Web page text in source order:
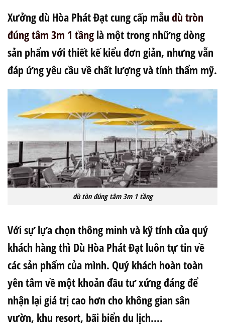
Xưởng dù Hòa Phát Đạtcung cấp mẫudù tròn
đúng tâm 3m 1 tầnglà một trong những dòng
sản phẩm với thiết kế kiểu đơn giản, nhưng vẫn
đáp ứng yêu cầu về chất lượng và tính thẩm mỹ.
dù tòn đúng tâm 3m 1 tầng
Với sự lựa chọn thông minh và kỹ tính của quý
khách hàng thì Dù Hòa Phát Đạt luôn tự tin về
các sản phẩm của mình. Quý khách hoàn toàn
yên tâm về một khoản đầu tư xứng đáng để
nhận lại giá trị cao hơn cho không gian sân
vườn, khu resort, bãi biển du lịch….